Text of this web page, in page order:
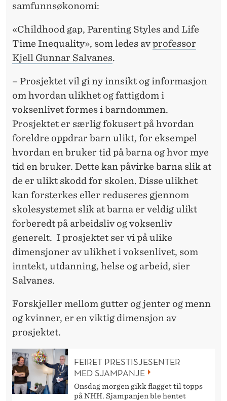
samfunnsøkonomi:
«Childhood gap, Parenting Styles and Life
Time Inequality», som ledes avprofessor
Kjell Gunnar Salvanes.
– Prosjektet vil gi ny innsikt og informasjon
om hvordan ulikhet og fattigdom i
voksenlivet formes i barndommen.
Prosjektet er særlig fokusert på hvordan
foreldre oppdrar barn ulikt, for eksempel
hvordan en bruker tid på barna og hvor mye
tid en bruker. Dette kan påvirke barna slik at
de er ulikt skodd for skolen. Disse ulikhet
kan forsterkes eller reduseres gjennom
skolesystemet slik at barna er veldig ulikt
forberedt på arbeidsliv og voksenliv
generelt. I prosjektet ser vi på ulike
dimensjoner av ulikhet i voksenlivet, som
inntekt, utdanning, helse og arbeid, sier
Salvanes.
Forskjeller mellom gutter og jenter og menn
og kvinner, er en viktig dimensjon av
prosjektet.
FEIRET PRESTISJESENTER
MED SJAMPANJE
Onsdag morgen gikk flagget til topps
på NHH. Sjampanjen ble hentet